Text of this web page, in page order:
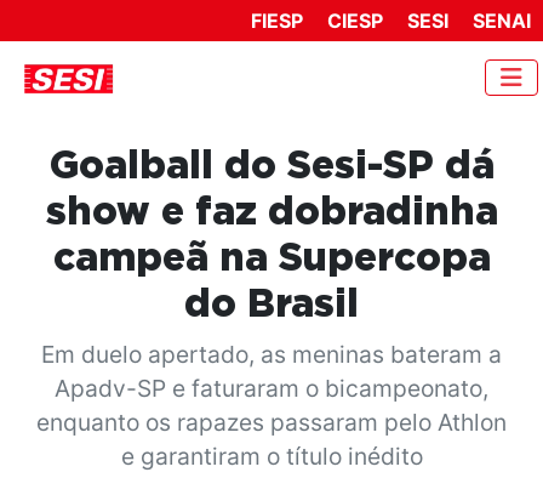
FIESP CIESP SESI SENAI
Goalball do Sesi-SP dá
show e faz dobradinha
campeã na Supercopa
do Brasil
Em duelo apertado, as meninas bateram a
Apadv-SP e faturaram o bicampeonato,
enquanto os rapazes passaram pelo Athlon
e garantiram o título inédito